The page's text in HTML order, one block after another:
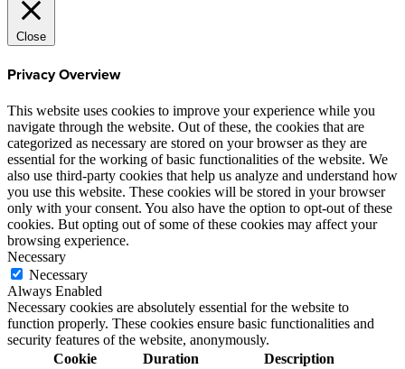
Close
Privacy Overview
This website uses cookies to improve your experience while you
navigate through the website. Out of these, the cookies that are
categorized as necessary are stored on your browser as they are
essential for the working of basic functionalities of the website. We
also use third-party cookies that help us analyze and understand how
you use this website. These cookies will be stored in your browser
only with your consent. You also have the option to opt-out of these
cookies. But opting out of some of these cookies may affect your
browsing experience.
Necessary
Necessary
Always Enabled
Necessary cookies are absolutely essential for the website to
function properly. These cookies ensure basic functionalities and
security features of the website, anonymously.
Cookie
Duration Description